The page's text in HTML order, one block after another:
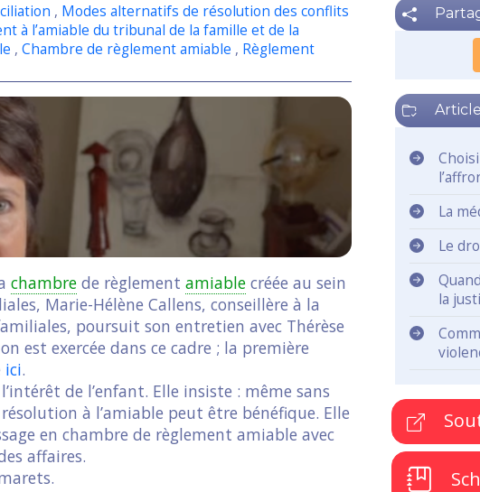
, Modes alternatifs de résolution des conflits
à l’amiable du tribunal de la famille et de la
, Chambre de règlement amiable , Règlement
chambre de règlement amiable créée au sein
Marie-Hélène Callens, conseillère à la
poursuit son entretien avec Thérèse
est exercée dans ce cadre ; la première
ici.
de l’enfant. Elle insiste : même sans
à l’amiable peut être bénéfique. Elle
en chambre de règlement amiable avec
affaires.
La
Le
la